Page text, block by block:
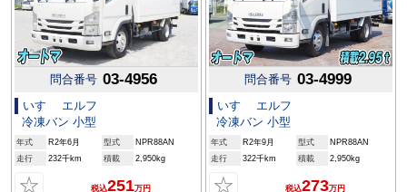
問合番号 03-4956
いすゞ エルフ
冷凍バン 小型
年式 R2年6月 型式
NPR88AN
走行
232千km 積載 2,950kg
☆ 税込251万円
問合番号 03-4999
いすゞ エルフ
冷凍バン 小型
年式 R2年9月 型式
NPR88AN
走行
322千km 積載 2,950kg
☆ 税込273万円